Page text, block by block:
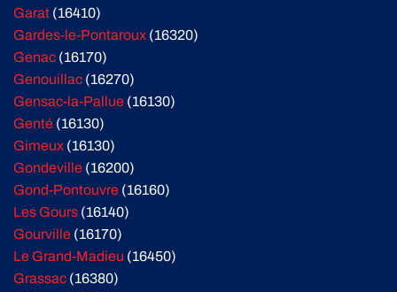
Garat (16410)
Gardes-le-Pontaroux (16320)
Genac (16170)
Genouillac (16270)
Gensac-la-Pallue (16130)
Genté (16130)
Gimeux (16130)
Gondeville (16200)
Gond-Pontouvre (16160)
Les Gours (16140)
Gourville (16170)
Le Grand-Madieu (16450)
Grassac (16380)